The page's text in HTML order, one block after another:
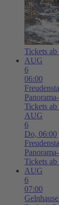
Tickets ab
AUG
6
06:00
Tickets ab
AUG
6
Do, 06:00
Tickets ab
AUG
6
07:00